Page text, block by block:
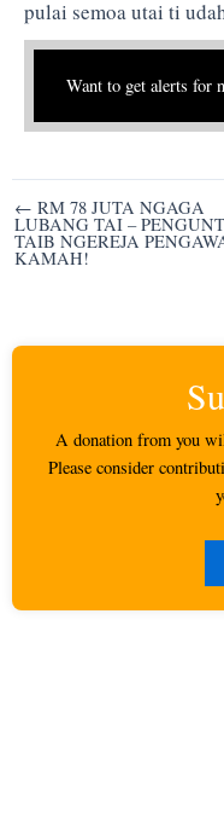
pulai semoa utai ti
Want to get alerts for
Post
navigation
← RM 78 JUTA NGAGA
LUBANG TAI –
TAIB NGEREJA
KAMAH!
A donation from you
Please consider